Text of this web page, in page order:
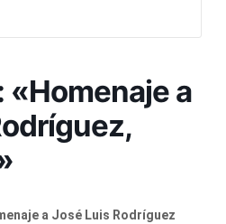
«Homenaje a
a José Luis Rodríguez